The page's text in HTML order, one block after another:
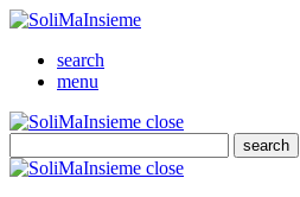
SoliMaInsieme
search
menu
SoliMaInsieme
closeClose
search
Cerca
SoliMaInsieme
closeClose